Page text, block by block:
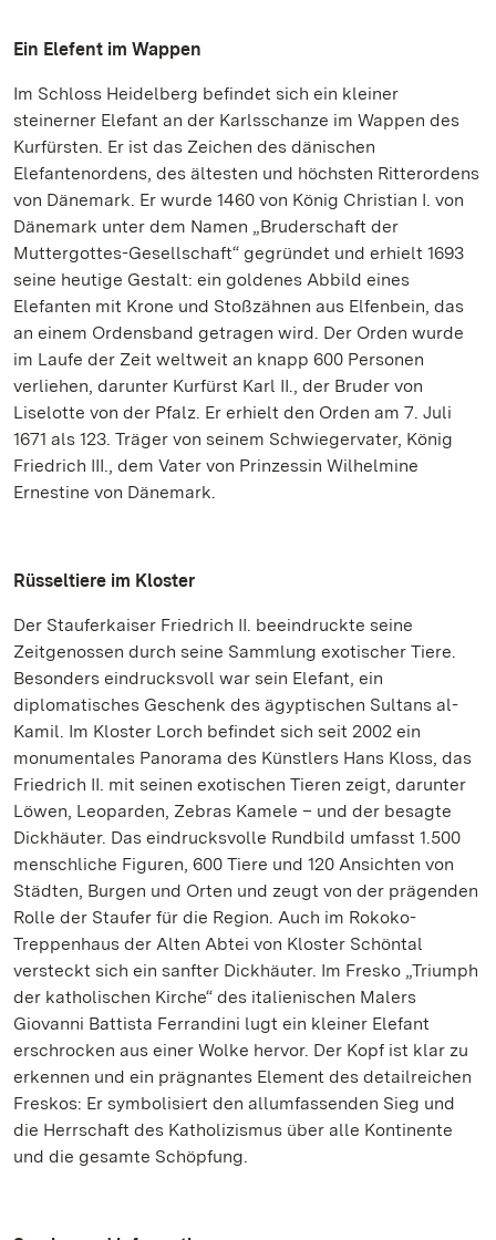
Ein Elefent im Wappen
Im Schloss Heidelberg befindet sich ein kleiner
steinerner Elefant an der Karlsschanze im Wappen des
Kurfürsten. Er ist das Zeichen des dänischen
Elefantenordens, des ältesten und höchsten Ritterordens
von Dänemark. Er wurde 1460 von König Christian I. von
Dänemark unter dem Namen „Bruderschaft der
Muttergottes-Gesellschaft“ gegründet und erhielt 1693
seine heutige Gestalt: ein goldenes Abbild eines
Elefanten mit Krone und Stoßzähnen aus Elfenbein, das
an einem Ordensband getragen wird. Der Orden wurde
im Laufe der Zeit weltweit an knapp 600 Personen
verliehen, darunter Kurfürst Karl II., der Bruder von
Liselotte von der Pfalz. Er erhielt den Orden am 7. Juli
1671 als 123. Träger von seinem Schwiegervater, König
Friedrich III., dem Vater von Prinzessin Wilhelmine
Ernestine von Dänemark.
Rüsseltiere im Kloster
Der Stauferkaiser Friedrich II. beeindruckte seine
Zeitgenossen durch seine Sammlung exotischer Tiere.
Besonders eindrucksvoll war sein Elefant, ein
diplomatisches Geschenk des ägyptischen Sultans al-
Kamil. Im Kloster Lorch befindet sich seit 2002 ein
monumentales Panorama des Künstlers Hans Kloss, das
Friedrich II. mit seinen exotischen Tieren zeigt, darunter
Löwen, Leoparden, Zebras Kamele – und der besagte
Dickhäuter. Das eindrucksvolle Rundbild umfasst 1.500
menschliche Figuren, 600 Tiere und 120 Ansichten von
Städten, Burgen und Orten und zeugt von der prägenden
Rolle der Staufer für die Region. Auch im Rokoko-
Treppenhaus der Alten Abtei von Kloster Schöntal
versteckt sich ein sanfter Dickhäuter. Im Fresko „Triumph
der katholischen Kirche“ des italienischen Malers
Giovanni Battista Ferrandini lugt ein kleiner Elefant
erschrocken aus einer Wolke hervor. Der Kopf ist klar zu
erkennen und ein prägnantes Element des detailreichen
Freskos: Er symbolisiert den allumfassenden Sieg und
die Herrschaft des Katholizismus über alle Kontinente
und die gesamte Schöpfung.